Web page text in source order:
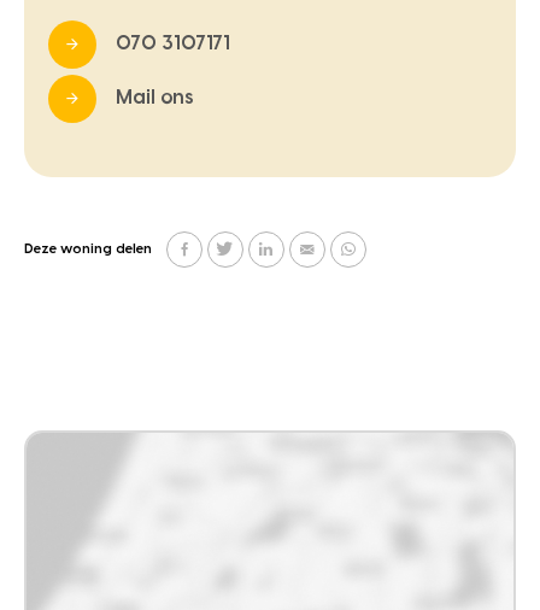
070 3107171
Mail ons
Deze woning delen